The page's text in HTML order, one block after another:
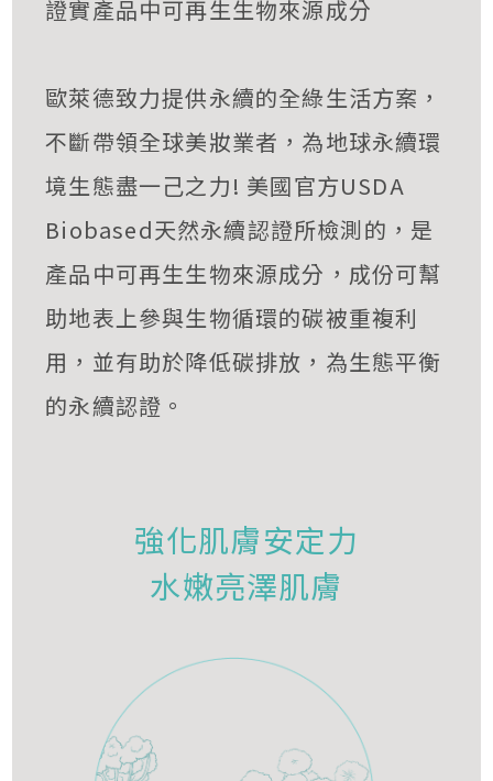
證實產品中可再生生物來源成分
歐萊德致力提供永續的全綠生活方案，
不斷帶領全球美妝業者，為地球永續環
境生態盡一己之力! 美國官方USDA
Biobased天然永續認證所檢測的，是
產品中可再生生物來源成分，成份可幫
助地表上參與生物循環的碳被重複利
用，並有助於降低碳排放，為生態平衡
的永續認證。
強化肌膚安定力
水嫩亮澤肌膚